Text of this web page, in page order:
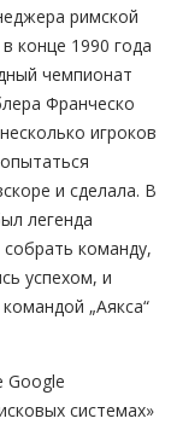
римской
конце 1990 года
чемпионат
Франческо
игроков
и сделала. В
легенда
команду,
успехом, и
„Аякса“
Google
системах»